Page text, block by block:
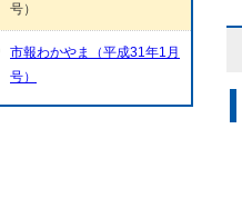
号）
市報わかやま（平成31年1月
号）